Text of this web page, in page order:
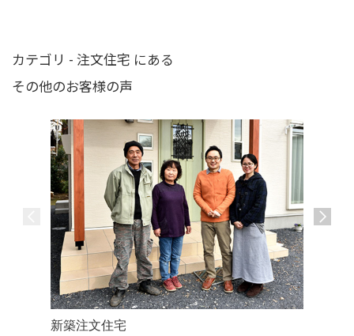
カテゴリ - 注文住宅 にある
その他のお客様の声
新築注文住宅